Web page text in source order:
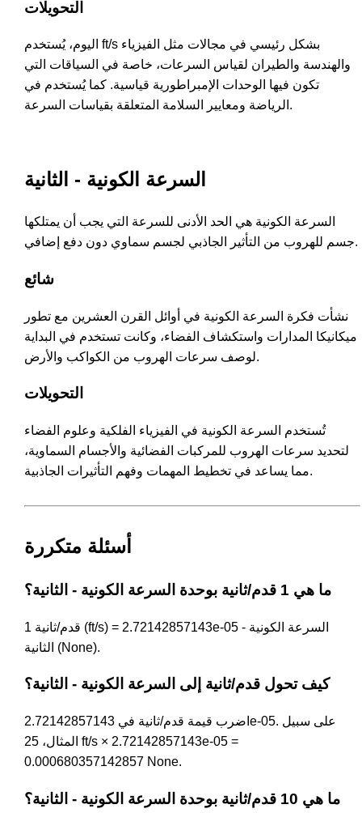
التحويلات
اليوم، يُستخدم ft/s بشكل رئيسي في مجالات مثل الفيزياء
والهندسة والطيران لقياس السرعات، خاصة في السياقات التي
تكون فيها الوحدات الإمبراطورية قياسية. كما يُستخدم في
الرياضة ومعايير السلامة المتعلقة بقياسات السرعة.
السرعة الكونية - الثانية
السرعة الكونية هي الحد الأدنى للسرعة التي يجب أن يمتلكها
جسم للهروب من التأثير الجاذبي لجسم سماوي دون دفع إضافي.
شائع
نشأت فكرة السرعة الكونية في أوائل القرن العشرين مع تطور
ميكانيكا المدارات واستكشاف الفضاء، وكانت تستخدم في البداية
لوصف سرعات الهروب من الكواكب والأرض.
التحويلات
تُستخدم السرعة الكونية في الفيزياء الفلكية وعلوم الفضاء
لتحديد سرعات الهروب للمركبات الفضائية والأجسام السماوية،
مما يساعد في تخطيط المهمات وفهم التأثيرات الجاذبية.
أسئلة متكررة
ما هي 1 قدم/ثانية بوحدة السرعة الكونية - الثانية؟
1 قدم/ثانية (ft/s) = 2.72142857143e-05 السرعة الكونية -
الثانية (None).
كيف تحول قدم/ثانية إلى السرعة الكونية - الثانية؟
اضرب قيمة قدم/ثانية في 2.72142857143e-05. على سبيل
المثال، 25 ft/s × 2.72142857143e-05 =
0.000680357142857 None.
ما هي 10 قدم/ثانية بوحدة السرعة الكونية - الثانية؟